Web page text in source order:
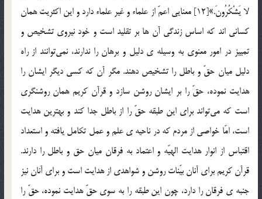
لا يَشْكُرُونَ.»[12] معنايي اعمّ از علماء و غير علماء دارد و اين اكثريت همان
كساني اند كه اساس زندگي آن ها بر تقليد است و خود نيروي تشخيص و
تمييز در امور معنوي به وسيله ي دليل و برهان را ندارند، نمي‌توانند از راه
دليل ميان حقّ و باطل را تشخيص دهند. مگر آن كه كسي ديگر ايشان را
هدايت نموده، حقّ را بر ايشان روشن سازد و قرآن كريم همان روشنگري
است كه مي‌تواند براي اين طبقه حقّ را از باطل جدا كند و بهترين هدايت
است، امّا خواصي از مردم كه در ناحيه ي علم و عمل تكامل يافته و استعداد
اقتباس از انوار هدايت الهيّه و اعتماد به فرقان ميان حق و باطل را دارند.
قرآن كريم براي آنان بيّنات روشن و شواهدي از هدايت است و براي آنان نيز
جنبه ي فرقان را دارد، چون اين طبقه را به سوي حقّ هدايت نموده، حقّ را